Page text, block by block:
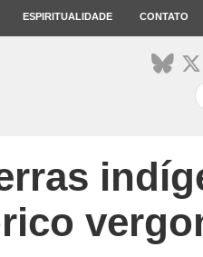
ESPIRITUALIDADE CONTATO